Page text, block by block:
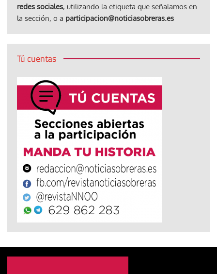
redes sociales, utilizando la etiqueta que señalamos en
la sección, o a participacion@noticiasobreras.es
Tú cuentas